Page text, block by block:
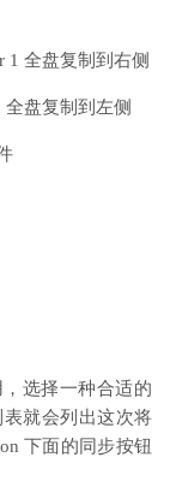
1 全盘复制到右侧
盘复制到左侧
选择一种合适的
就会列出这次将
下面的同步按钮